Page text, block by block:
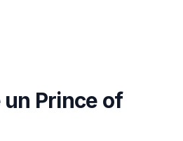
un Prince of